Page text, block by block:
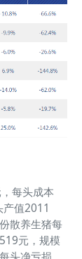
每头成本
值2011
散养生猪每
元，规模